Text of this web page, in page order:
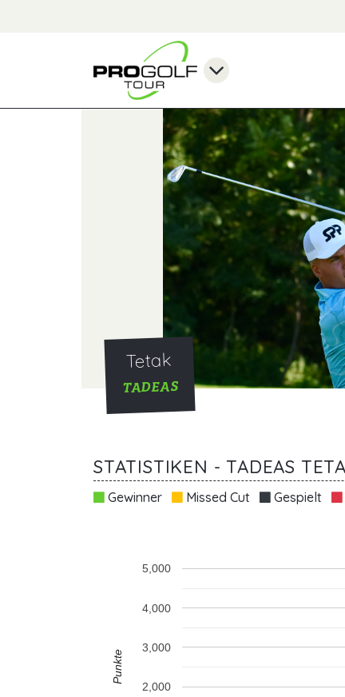
Tetak
TADEAS
STATISTIKEN - TADEAS
Gewinner Missed Cut Gespielt
2,000
3,000
4,000
5,000
Punkte